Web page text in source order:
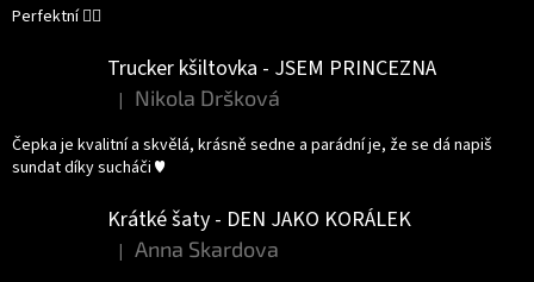
Perfektní 👌🏻
Trucker kšiltovka - JSEM PRINCEZNA
Hodnocení produktu je 5 z 5 hvězdiček.
| Nikola Dršková
Čepka je kvalitní a skvělá, krásně sedne a parádní je, že se dá napiš
sundat díky sucháči ♥️
Krátké šaty - DEN JAKO KORÁLEK
Hodnocení produktu je 5 z 5 hvězdiček.
| Anna Skardova